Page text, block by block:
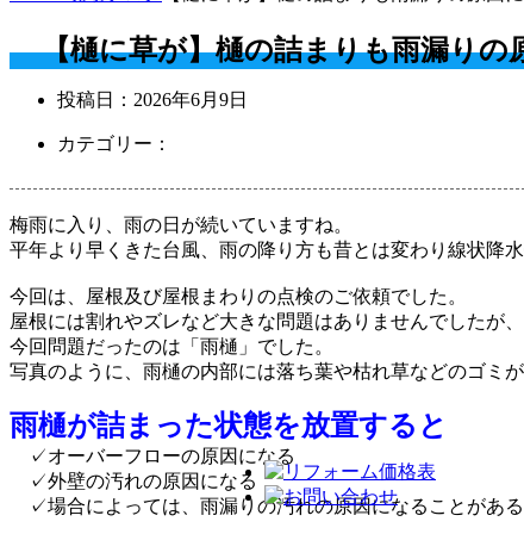
【樋に草が】樋の詰まりも雨漏りの
投稿日： 2026年6月9日
カテゴリー：
梅雨に入り、雨の日が続いていますね。
平年より早くきた台風、雨の降り方も昔とは変わり線状降
今回は、屋根及び屋根まわりの点検のご依頼でした。
屋根には割れやズレなど大きな問題はありませんでしたが、
今回問題だったのは「雨樋」でした。
写真のように、雨樋の内部には落ち葉や枯れ草などのゴミ
雨樋が詰まった状態を放置すると
✓オーバーフローの原因になる
✓外壁の汚れの原因になる
✓場合によっては、雨漏りの汚れの原因になることがある